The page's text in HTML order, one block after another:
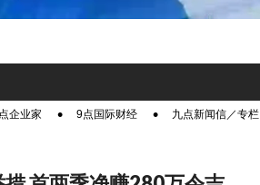
企业家 9点国际财经 九点新闻信／专栏